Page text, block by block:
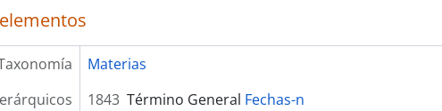
Materias
1843 Término General Fechas-n